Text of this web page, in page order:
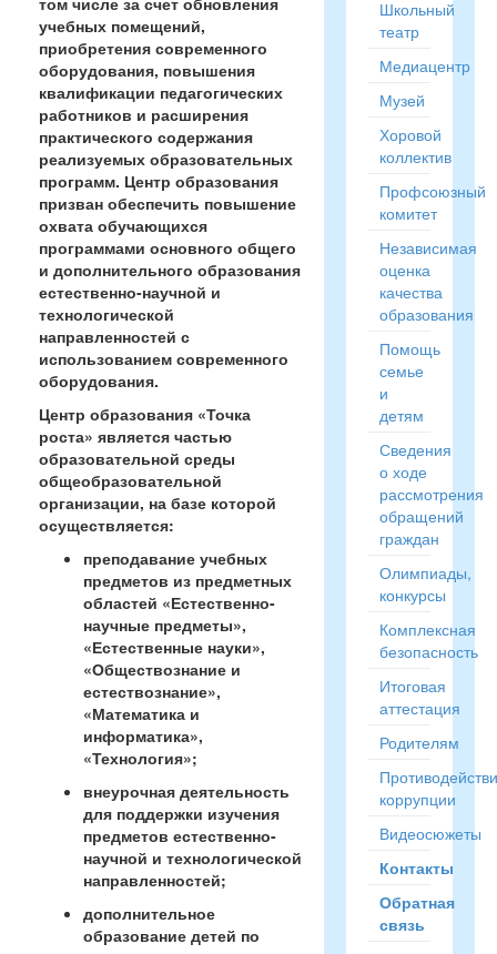
учебных помещений,
приобретения современного
оборудования, повышения
квалификации педагогических
работников и расширения
практического содержания
реализуемых образовательных
программ. Центр образования
призван обеспечить повышение
охвата обучающихся
программами основного общего
и дополнительного образования
естественно-научной и
технологической
направленностей с
использованием современного
оборудования.
Центр образования «Точка
роста» является частью
образовательной среды
общеобразовательной
организации, на базе которой
осуществляется:
преподавание учебных
предметов из предметных
областей «Естественно-
научные предметы»,
«Естественные науки»,
«Обществознание и
естествознание»,
«Математика и
информатика»,
«Технология»;
внеурочная деятельность
для поддержки изучения
предметов естественно-
научной и технологической
направленностей;
дополнительное
образование детей по
Школьный
театр
Медиацентр
Музей
Хоровой
коллектив
Профсоюзный
комитет
Независимая
оценка
качества
образования
Помощь
семье
и
детям
Сведения
о ходе
рассмотрения
обращений
граждан
Олимпиады,
конкурсы
Комплексная
безопасность
Итоговая
аттестация
Родителям
коррупции
Видеосюжеты
Контакты
Обратная
связь